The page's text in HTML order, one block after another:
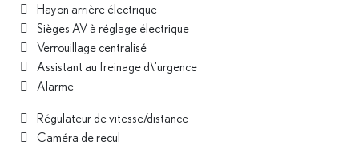
Hayon arrière électrique
Sièges AV à réglage électrique
Verrouillage centralisé
Assistant au freinage d\'urgence
Alarme
Régulateur de vitesse/distance
Caméra de recul